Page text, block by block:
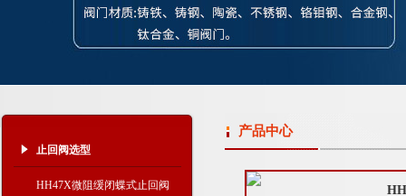
止回阀选型
HH47X微阻缓闭蝶式止回阀
产品中心